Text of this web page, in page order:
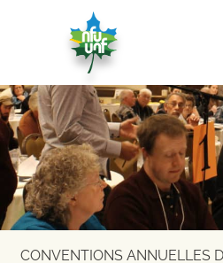
Aller au contenu
CONVENTIONS ANNUELLES